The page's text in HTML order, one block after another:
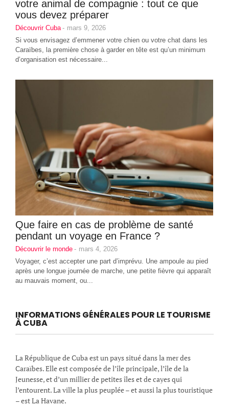
votre animal de compagnie : tout ce que
vous devez préparer
Découvrir Cuba - mars 9, 2026
Si vous envisagez d’emmener votre chien ou votre chat dans les
Caraïbes, la première chose à garder en tête est qu’un minimum
d’organisation est nécessaire...
Que faire en cas de problème de santé
pendant un voyage en France ?
Découvrir le monde - mars 4, 2026
Voyager, c’est accepter une part d’imprévu. Une ampoule au pied
après une longue journée de marche, une petite fièvre qui apparaît
au mauvais moment, ou...
INFORMATIONS GÉNÉRALES POUR LE TOURISME
À CUBA
La République de Cuba est un pays situé dans la mer des
Caraïbes. Elle est composée de l’île principale, l’île de la
Jeunesse, et d’un millier de petites îles et de cayes qui
l’entourent. La ville la plus peuplée – et aussi la plus touristique
– est La Havane.